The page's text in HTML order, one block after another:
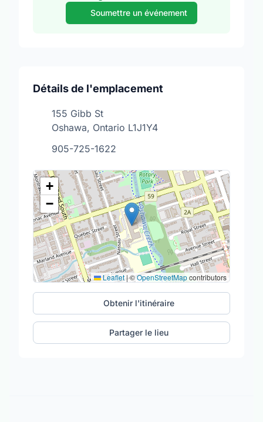
Soumettre un événement
Détails de l'emplacement
155 Gibb St
Oshawa, Ontario L1J1Y4
905-725-1622
+
−
Leaflet |©OpenStreetMapcontributors
Obtenir l'itinéraire
Partager le lieu